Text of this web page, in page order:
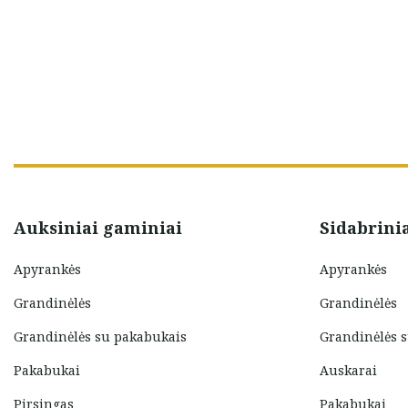
Auksiniai gaminiai
Apyrankės
Grandinėlės
Grandinėlės su pakabukais
Pakabukai
Pirsingas
Apyrankės
Grandinėlės
Grandinėlės
Auskarai
Pakabukai